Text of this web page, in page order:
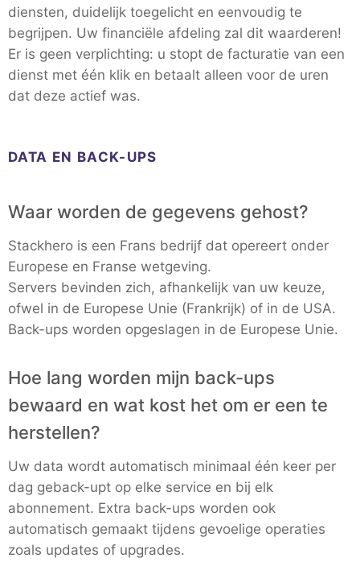
diensten, duidelijk toegelicht en eenvoudig te
begrijpen. Uw financiële afdeling zal dit waarderen!
Er is geen verplichting: u stopt de facturatie van een
dienst met één klik en betaalt alleen voor de uren
dat deze actief was.
DATA EN BACK-UPS
Waar worden de gegevens gehost?
Stackhero is een Frans bedrijf dat opereert onder
Europese en Franse wetgeving.
Servers bevinden zich, afhankelijk van uw keuze,
ofwel in de Europese Unie (Frankrijk) of in de USA.
Back-ups worden opgeslagen in de Europese Unie.
Hoe lang worden mijn back-ups
bewaard en wat kost het om er een te
herstellen?
Uw data wordt automatisch minimaal één keer per
dag geback-upt op elke service en bij elk
abonnement. Extra back-ups worden ook
automatisch gemaakt tijdens gevoelige operaties
zoals updates of upgrades.